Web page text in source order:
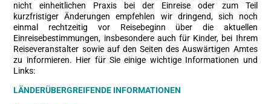
nicht einheitlichen Praxis bei der Einreise oder zum Teil
kurzfristiger Änderungen empfehlen wir dringend, sich noch
einmal rechtzeitig vor Reisebeginn über die aktuellen
Einreisebestimmungen, insbesondere auch für Kinder, bei Ihrem
Reiseveranstalter sowie auf den Seiten des Auswärtigen Amtes
zu informieren. Hier für Sie einige wichtige Informationen und
Links:
LÄNDERÜBERGREIFENDE INFORMATIONEN